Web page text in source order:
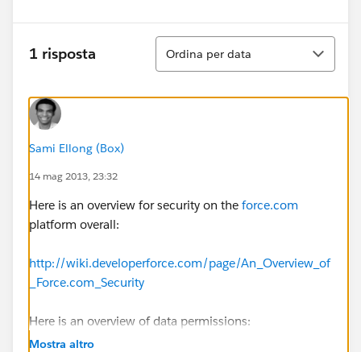
1 risposta
Ordina
Ordina per data
Sami Ellong (Box)
14 mag 2013, 23:32
Here is an overview for security on the force.com
platform overall:
http://wiki.developerforce.com/page/An_Overview_of
_Force.com_Security
Here is an overview of data permissions:
Mostra altro